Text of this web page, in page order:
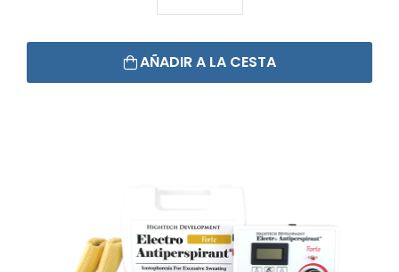
AÑADIR A LA CESTA